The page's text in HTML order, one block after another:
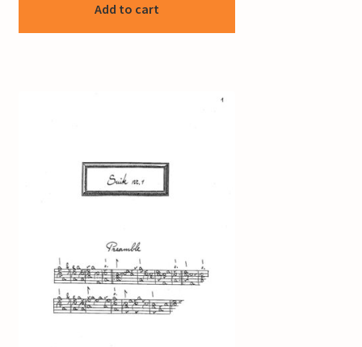
Add to cart